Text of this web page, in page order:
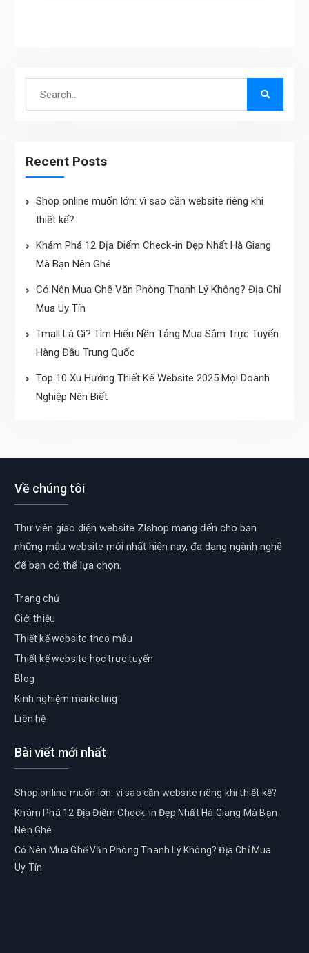
Recent Posts
Shop online muốn lớn: vì sao cần website riêng khi
thiết kế?
Khám Phá 12 Địa Điểm Check-in Đẹp Nhất Hà Giang
Mà Bạn Nên Ghé
Có Nên Mua Ghế Văn Phòng Thanh Lý Không? Địa Chỉ
Mua Uy Tín
Tmall Là Gì? Tìm Hiểu Nền Tảng Mua Sắm Trực Tuyến
Hàng Đầu Trung Quốc
Top 10 Xu Hướng Thiết Kế Website 2025 Mọi Doanh
Nghiệp Nên Biết
Về chúng tôi
Thư viên giao diện website Zlshop mang đến cho bạn
những mẫu website mới nhất hiện nay, đa dạng ngành nghề
để bạn có thể lựa chọn.
Trang chủ
Giới thiệu
Thiết kế website theo mẫu
Thiết kế website học trực tuyến
Blog
Kinh nghiệm marketing
Liên hệ
Bài viết mới nhất
Shop online muốn lớn: vì sao cần website riêng khi thiết kế?
Khám Phá 12 Địa Điểm Check-in Đẹp Nhất Hà Giang Mà Bạn
Nên Ghé
Có Nên Mua Ghế Văn Phòng Thanh Lý Không? Địa Chỉ Mua
Uy Tín